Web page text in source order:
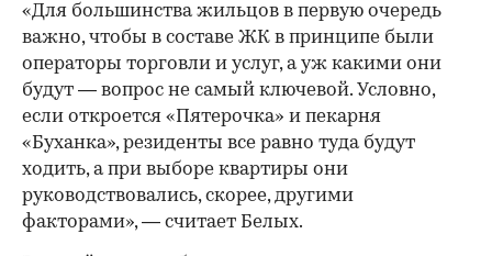
«Для большинства жильцов в первую очередь
важно, чтобы в составе ЖК в принципе были
операторы торговли и услуг, а уж какими они
будут — вопрос не самый ключевой. Условно,
если откроется «Пятерочка» и пекарня
«Буханка», резиденты все равно туда будут
ходить, а при выборе квартиры они
руководствовались, скорее, другими
факторами», — считает Белых.